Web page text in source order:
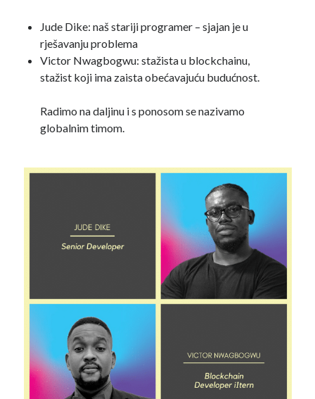
Jude Dike: naš stariji programer – sjajan je u
rješavanju problema
Victor Nwagbogwu: stažista u blockchainu,
stažist koji ima zaista obećavajuću budućnost.
Radimo na daljinu i s ponosom se nazivamo
globalnim timom.